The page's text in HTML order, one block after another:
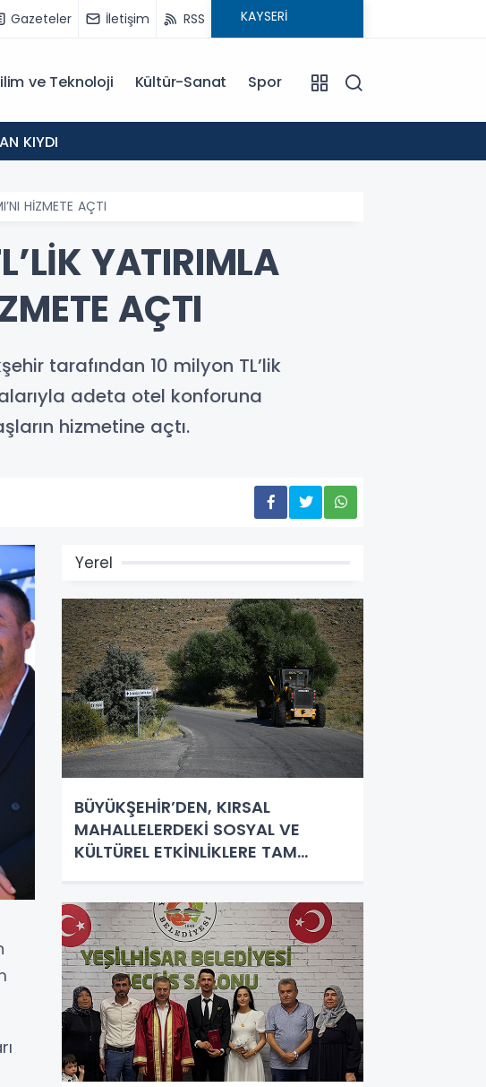
Gazeteler İletişim RSS
ve Teknoloji Kültür-Sanat Spor
KIYDI
HİZMETE AÇTI
YATIRIMLA
AÇTI
tarafından 10 milyon TL’lik
adeta otel konforuna
hizmetine açtı.
Yerel
BÜYÜKŞEHİR’DEN, KIRSAL
MAHALLELERDEKİ SOSYAL VE
KÜLTÜREL ETKİNLİKLERE TAM